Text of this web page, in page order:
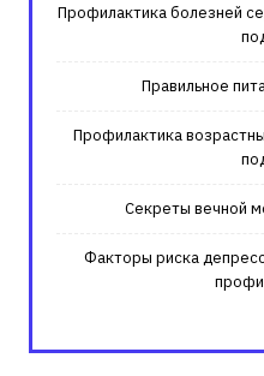
Профилактика болезней
Правильное
Профилактика
Секреты вечной
Факторы риска